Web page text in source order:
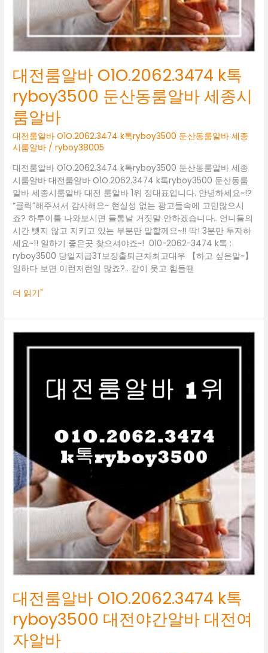
대전룸알바 O1O.2062.3474 k톡
ryboy3500 둔산동룸알바 세종시
룸알바
대전룸알바 O1O.2062.3474 k톡ryboy3500 둔산동룸알바 세종
시룸알바 /ryboy38005
대전룸알바 O1O.2062.3474 k톡ryboy3500 둔산동룸알바 세종
시룸알바 대전룸알바 O1O.2062.3474 k톡ryboy3500 둔산동룸
알바 세종시룸알바 대전 룸알바 1위 정대표입니다. 안녕하세요~!?
“클릭”해주셔서 감사해요~ 현실성 없는 광고들속에 고민많으시
죠? 하루이틀 나와보시면 들통날 거짓말 안하겠습니다.. 언니들의
시간 뺏지 않고 지키고 있는 부분만 말할께요~!! 딱! 3분만 투자하
세요~!! 일하기 좋은곳 찾으셔야죠~! 010-2062-3474 k톡 :
ryboy3500 당일지급3T보장출퇴근차최고대우 【하고 싶은말~】
일하다 보면 이런저런일 많죠?.. 같이 웃고 힘들땐
시
알
더 읽기"
대전룸알바 O1O.2062.3474 k톡
ryboy3500 대전야간알바 대전여
자알바
O1O.2062.3474
ryboy3500
대
전
야
간
알
바
여
알